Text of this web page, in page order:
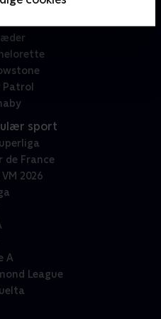
Patrol
sport
de France
VM 2026
A
League